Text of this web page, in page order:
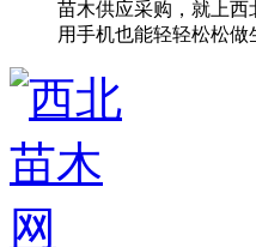
苗木供应采购，就上西
用手机也能轻轻松松做